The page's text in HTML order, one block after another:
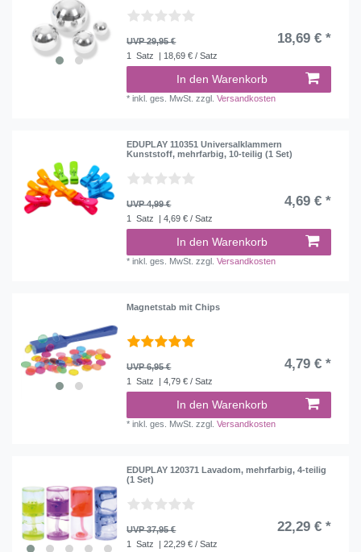
UVP 29,95 € 18,69 € *
1 Satz | 18,69 € / Satz
In den Warenkorb
*inkl. ges. MwSt. zzgl.Versandkosten
EDUPLAY 110351 Universalklammern
Kunststoff, mehrfarbig, 10-teilig (1 Set)
UVP 4,99 € 4,69 € *
1 Satz | 4,69 € / Satz
In den Warenkorb
*inkl. ges. MwSt. zzgl.Versandkosten
Magnetstab mit Chips
UVP 6,95 € 4,79 € *
1 Satz | 4,79 € / Satz
In den Warenkorb
*inkl. ges. MwSt. zzgl.Versandkosten
EDUPLAY 120371 Lavadom, mehrfarbig, 4-teilig
(1 Set)
UVP 37,95 € 22,29 € *
1 Satz | 22,29 € / Satz